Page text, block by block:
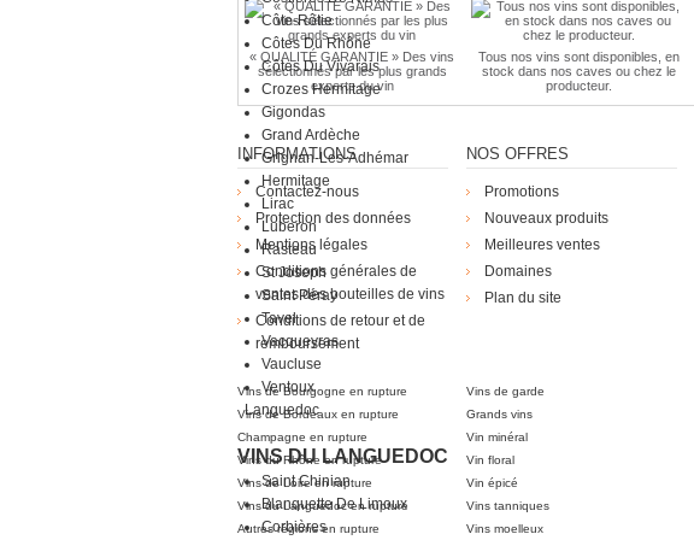
Côte-Rôtie
Côtes Du Rhône
Côtes Du Vivarais
Crozes Hermitage
Gigondas
Grand Ardèche
Grignan-Les-Adhémar
Hermitage
Lirac
Luberon
Rasteau
St Joseph
Saint Péray
Tavel
Vacqueyras
Vaucluse
Ventoux
Languedoc
VINS DU LANGUEDOC
Saint Chinian
Blanquette De Limoux
Corbières
« QUALITÉ GARANTIE » Des vins
sélectionnés par les plus grands
experts du vin
Tous nos vins sont disponibles, en
stock dans nos caves ou chez le
producteur.
INFORMATIONS
Contactez-nous
Protection des données
Mentions légales
Conditions générales de
ventes des bouteilles de vins
Conditions de retour et de
remboursement
NOS OFFRES
Promotions
Nouveaux produits
Meilleures ventes
Domaines
Plan du site
Vins de Bourgogne en rupture Vins de garde
Vins de Bordeaux en rupture
Grands vins
Champagne en rupture
Vin minéral
Vins du Rhône en rupture
Vin floral
Vins de Loire en rupture
Vin épicé
Vins du Languedoc en rupture
Vins tanniques
Autres régions en rupture
Vins moelleux